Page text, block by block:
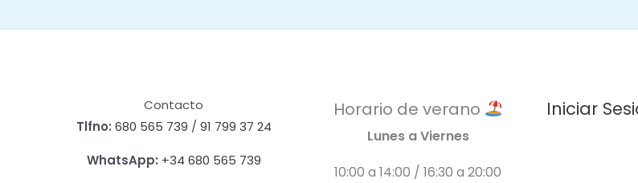
Contacto
Tlfno: 680 565 739 / 91 799 37 24
WhatsApp: +34 680 565 739
Horario de verano
Lunes a Viernes
10:00 a 14:00 / 16:30 a 20:00
Iniciar